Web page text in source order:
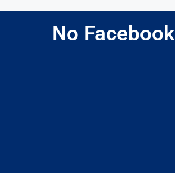
No Facebook